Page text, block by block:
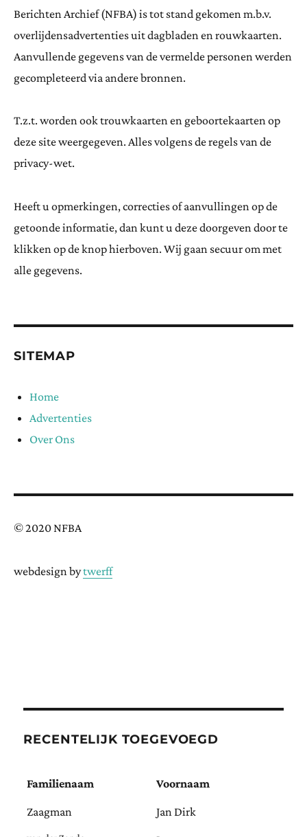
Berichten Archief (NFBA) is tot stand gekomen m.b.v.
overlijdensadvertenties uit dagbladen en rouwkaarten.
Aanvullende gegevens van de vermelde personen werden
gecompleteerd via andere bronnen.
T.z.t. worden ook trouwkaarten en geboortekaarten op
deze site weergegeven. Alles volgens de regels van de
privacy-wet.
Heeft u opmerkingen, correcties of aanvullingen op de
getoonde informatie, dan kunt u deze doorgeven door te
klikken op de knop hierboven. Wij gaan secuur om met
alle gegevens.
SITEMAP
Home
Advertenties
Over Ons
© 2020 NFBA
webdesign bytwerff
RECENTELIJK TOEGEVOEGD
Familienaam Voornaam
Zaagman Jan Dirk